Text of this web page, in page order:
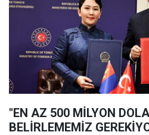
"EN AZ 500 MİLYON
BELİRLEMEMİZ